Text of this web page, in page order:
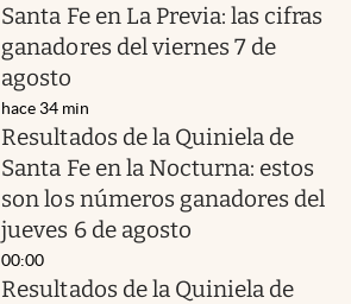
Santa Fe en La Previa: las cifras
ganadores del viernes 7 de
agosto
hace 34 min
Resultados de la Quiniela de
Santa Fe en la Nocturna: estos
son los números ganadores del
jueves 6 de agosto
00:00
Resultados de la Quiniela de